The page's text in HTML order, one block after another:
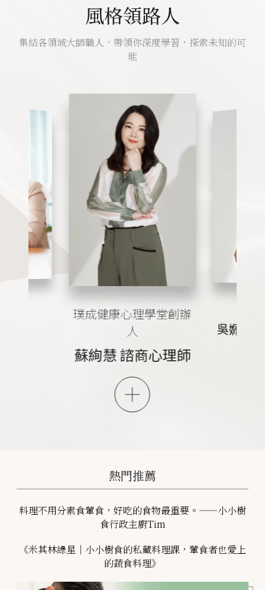
風格領路人
集結各領域大師職人，帶領你深度學習，探索未知的可
能
璞成健康心理學堂創辦
人
蘇絢慧 諮商心理師
吳姵瑩
熱門推薦
料理不用分素食葷食，好吃的食物最重要。——小小樹
食行政主廚Tim
《米其林綠星｜小小樹食的私藏料理課，葷食者也愛上
的蔬食料理》